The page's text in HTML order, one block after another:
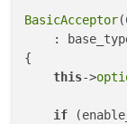
BasicAcceptor
:
{
this->
if